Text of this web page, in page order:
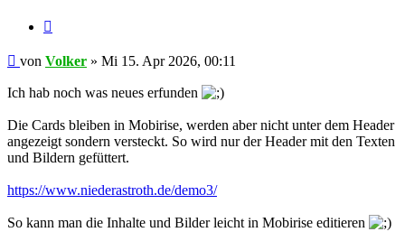
Ungelesener
von Volker » Mi 15. Apr 2026, 00:11
Ich hab noch was neues erfunden
Die Cards bleiben in Mobirise, werden aber nicht unter dem Header
angezeigt sondern versteckt. So wird nur der Header mit den Texten
und Bildern gefüttert.
https://www.niederastroth.de/demo3/
So kann man die Inhalte und Bilder leicht in Mobirise editieren